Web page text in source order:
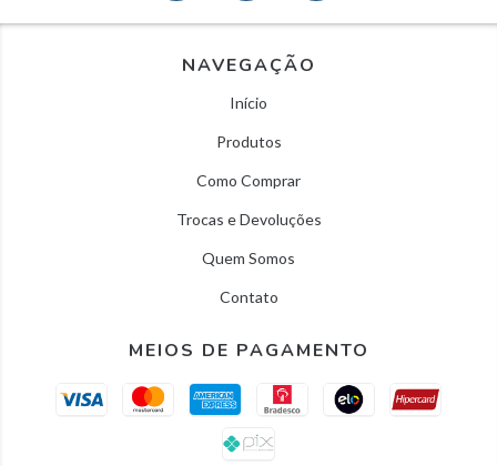
NAVEGAÇÃO
Início
Produtos
Como Comprar
Trocas e Devoluções
Quem Somos
Contato
MEIOS DE PAGAMENTO